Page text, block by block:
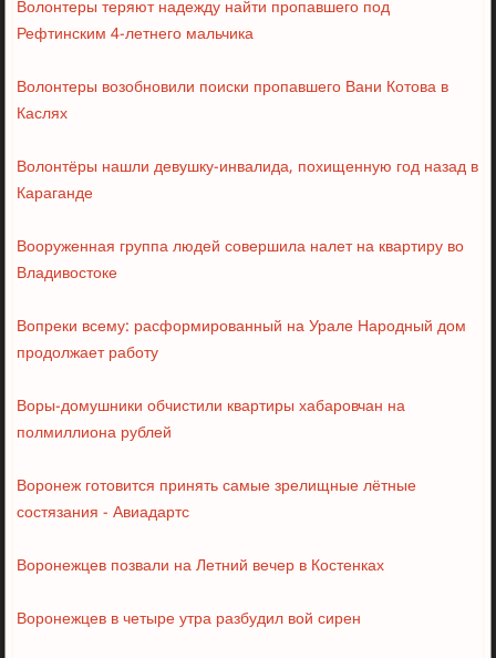
Волонтеры теряют надежду найти пропавшего под
Рефтинским 4-летнего мальчика
Волонтеры возобновили поиски пропавшего Вани Котова в
Каслях
Волонтёры нашли девушку-инвалида, похищенную год назад в
Караганде
Вооруженная группа людей совершила налет на квартиру во
Владивостоке
Вопреки всему: расформированный на Урале Народный дом
продолжает работу
Воры-домушники обчистили квартиры хабаровчан на
полмиллиона рублей
Воронеж готовится принять самые зрелищные лётные
состязания - Авиадартс
Воронежцев позвали на Летний вечер в Костенках
Воронежцев в четыре утра разбудил вой сирен